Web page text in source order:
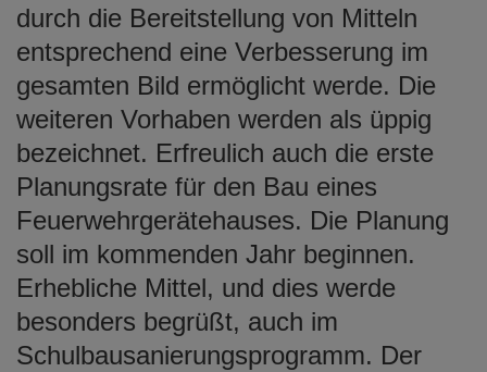
durch die Bereitstellung von Mitteln
entsprechend eine Verbesserung im
gesamten Bild ermöglicht werde. Die
weiteren Vorhaben werden als üppig
bezeichnet. Erfreulich auch die erste
Planungsrate für den Bau eines
Feuerwehrgerätehauses. Die Planung
soll im kommenden Jahr beginnen.
Erhebliche Mittel, und dies werde
besonders begrüßt, auch im
Schulbausanierungsprogramm. Der